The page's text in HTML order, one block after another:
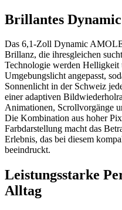
Brillantes
Das 6,1-Zoll Dynamic
Brillanz, die ihresgleichen
Technologie werden Helligkeit
Umgebungslicht angepasst,
Sonnenlicht in der Schweiz
einer adaptiven
Animationen, Scrollvorgänge
Die Kombination aus hoher
Farbdarstellung macht das
Erlebnis, das bei diesem
beeindruckt.
Leistungsstarke
Alltag